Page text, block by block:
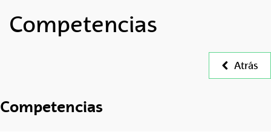
Competencias
Atrás
Competencias